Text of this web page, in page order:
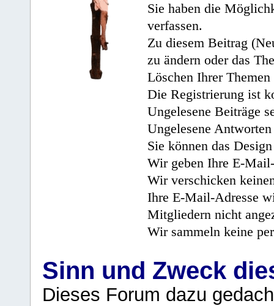
Sie haben die
verfassen.
Zu diesem Beitrag
zu ändern oder das
Löschen Ihrer
Die Registrierung ist
Ungelesene Beiträge
Ungelesene
Sie können das
Wir geben Ihre E-
Wir verschicken
Ihre E-Mail-Adresse
Mitgliedern nicht
Wir sammeln keine
Sinn und Zweck
Dieses Forum dazu